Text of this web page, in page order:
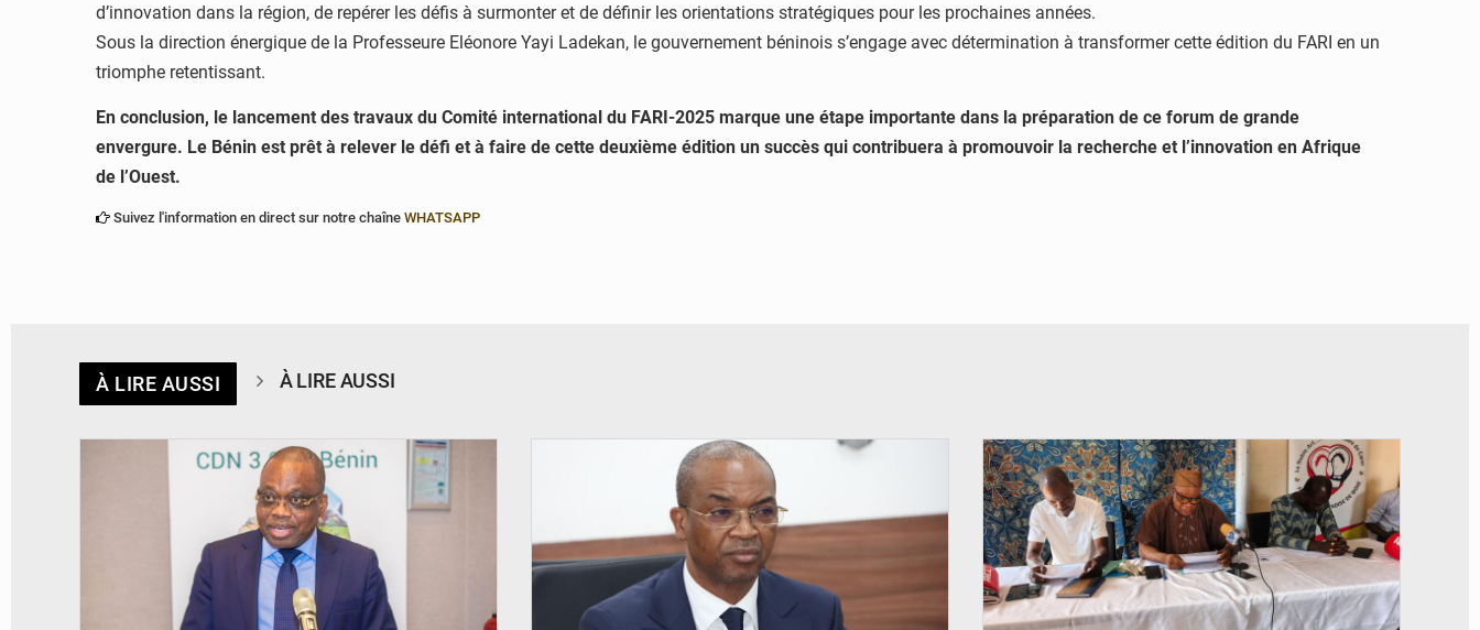
d’innovation dans la région, de repérer les défis à surmonter et de définir les orientations stratégiques pour les prochaines années.
Sous la direction énergique de la Professeure Eléonore Yayi Ladekan, le gouvernement béninois s’engage avec détermination à transformer cette édition du FARI en un
triomphe retentissant.
En conclusion, le lancement des travaux du Comité international du FARI-2025 marque une étape importante dans la préparation de ce forum de grande
envergure. Le Bénin est prêt à relever le défi et à faire de cette deuxième édition un succès qui contribuera à promouvoir la recherche et l’innovation en Afrique
de l’Ouest.
Suivez l'information en direct sur notre chaîne WHATSAPP
À LIRE AUSSI À LIRE AUSSI
© Ministère du Cadre de Vie et des Transports, chargé du Développement